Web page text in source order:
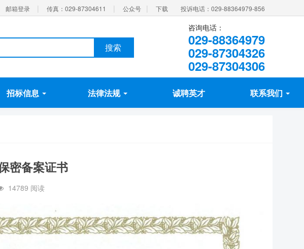
邮箱登录 | 传真：029-87304611 | 公众号 | 下载 投诉电话：029-88364979-856
搜索
咨询电话：
029-88364979
029-87304326
029-87304306
招标信息 法律法规 诚聘英才 联系我们
密备案证书
14789 阅读